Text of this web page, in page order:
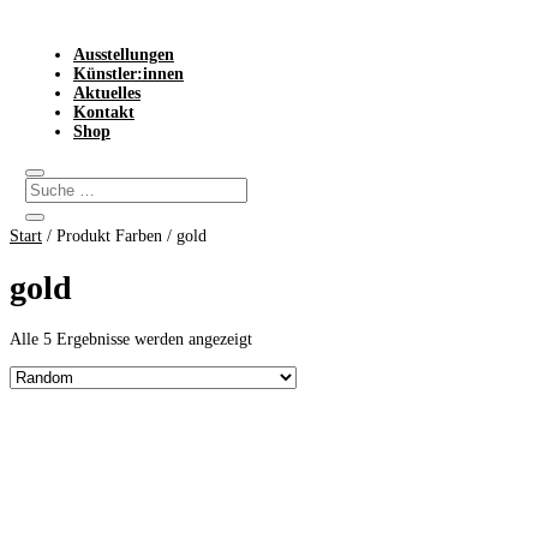
Ausstellungen
Künstler:innen
Aktuelles
Kontakt
Shop
Start / Produkt Farben / gold
gold
Alle 5 Ergebnisse werden angezeigt